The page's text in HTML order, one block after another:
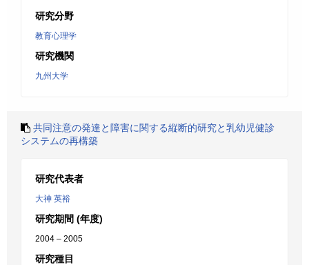
研究分野
教育心理学
研究機関
九州大学
共同注意の発達と障害に関する縦断的研究と乳幼児健診
システムの再構築
研究代表者
大神 英裕
研究期間 (年度)
2004 – 2005
研究種目